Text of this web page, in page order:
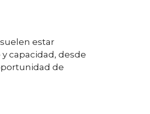
estar
capacidad, desde
de